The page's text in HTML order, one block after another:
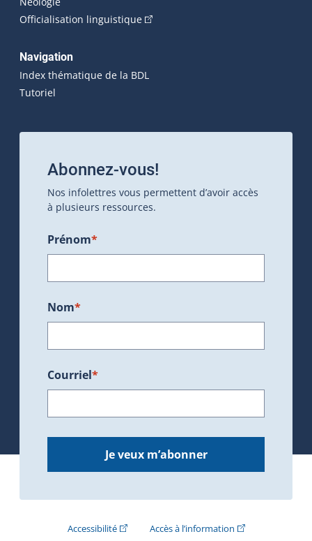
Officialisation linguistique(Cet hyperlien externe s'ouvrira
Navigation
Index thématique de la BDL
Tutoriel
Abonnez-vous!
Nos infolettres vous permettent d’avoir accès
à plusieurs ressources.
Prénom*
Nom*
Courriel*
Je veux m’abonner
Accessibilité(Cet hyperlien externe s'ouvrira dans une
Accès à l’information(Cet hyperlien